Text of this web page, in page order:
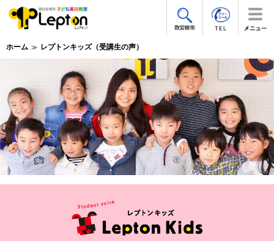
ホーム レプトンキッズ（受講生の声）